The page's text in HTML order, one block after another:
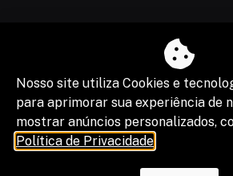
Nosso site utiliza Cookies e
para aprimorar sua experiência de
mostrar anúncios personalizados,
Política de Privacidade